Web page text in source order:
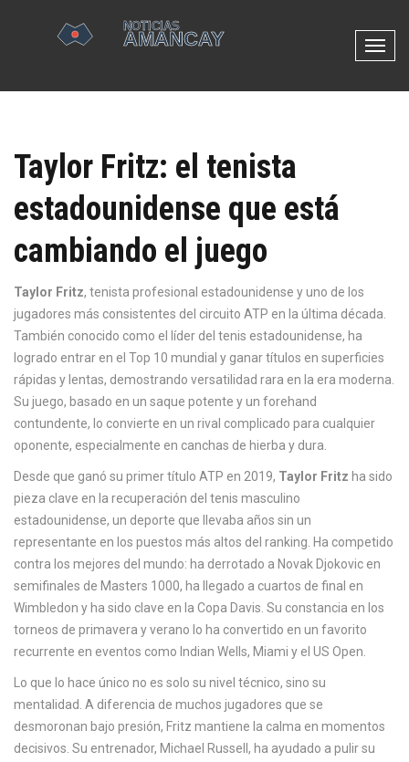
N
v
p
l
a
c
Taylor Fritz: el tenista
estadounidense que está
cambiando el juego
Taylor Fritz, tenista profesional estadounidense y uno de los
jugadores más consistentes del circuito ATP en la última década
También conocido como el líder del tenis estadounidense, ha
logrado entrar en el Top 10 mundial y ganar títulos en superficies
rápidas y lentas, demostrando versatilidad rara en la era moderna.
Su juego, basado en un saque potente y un forehand
contundente, lo convierte en un rival complicado para cualquier
oponente, especialmente en canchas de hierba y dura.
Desde que ganó su primer título ATP en 2019, Taylor Fritz ha sido
pieza clave en la recuperación del tenis masculino
estadounidense, un deporte que llevaba años sin un
representante en los puestos más altos del ranking. Ha competido
contra los mejores del mundo: ha derrotado a Novak Djokovic en
semifinales de Masters 1000, ha llegado a cuartos de final en
Wimbledon y ha sido clave en la Copa Davis. Su constancia en los
torneos de primavera y verano lo ha convertido en un favorito
recurrente en eventos como Indian Wells, Miami y el US Open.
Lo que lo hace único no es solo su nivel técnico, sino su
mentalidad. A diferencia de muchos jugadores que se
desmoronan bajo presión, Fritz mantiene la calma en momentos
decisivos. Su entrenador, Michael Russell, ha ayudado a pulir su